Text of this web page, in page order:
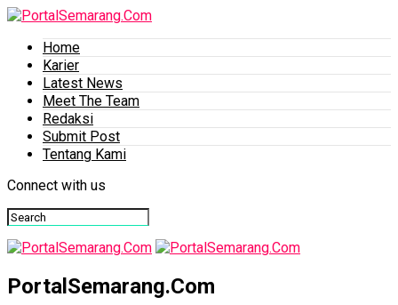
Home
Karier
Latest News
Meet The Team
Redaksi
Submit Post
Tentang Kami
Connect with us
PortalSemarang.Com